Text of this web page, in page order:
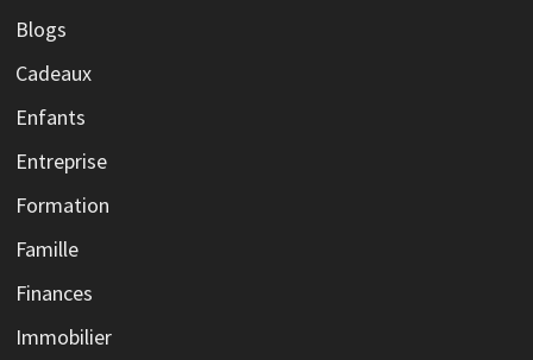
Blogs
Cadeaux
Enfants
Entreprise
Formation
Famille
Finances
Immobilier